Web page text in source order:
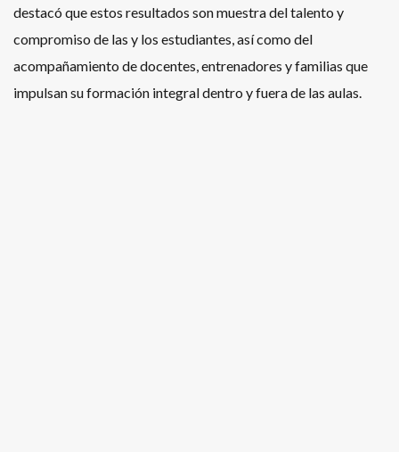
destacó que estos resultados son muestra del talento y
compromiso de las y los estudiantes, así como del
acompañamiento de docentes, entrenadores y familias que
impulsan su formación integral dentro y fuera de las aulas.